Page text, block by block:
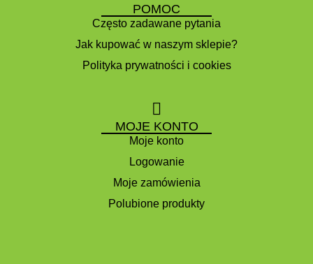
POMOC
Często zadawane pytania
Jak kupować w naszym sklepie?
Polityka prywatności i cookies
MOJE KONTO
Moje konto
Logowanie
Moje zamówienia
Polubione produkty